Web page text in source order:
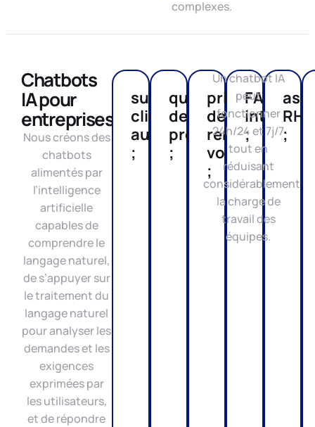
complexes.
Chatbots
IA pour
entreprises
Nous créons des
chatbots
alimentés par
l’intelligence
artificielle
capables de
comprendre le
langage naturel,
de s’appuyer sur
le traitement du
langage naturel
pour analyser les
demandes et les
exigences
exprimées par
les utilisateurs,
et de répondre
support
client
automatisé
;
qualification
de
prospects
;
prise
de
rendez-
vous
;
FAQ
;
RH
;
Un chatbot IA
peut
fonctionner
24h/24 et 7j/7
tout en
réduisant
considérablement
la charge de
travail des
équipes.